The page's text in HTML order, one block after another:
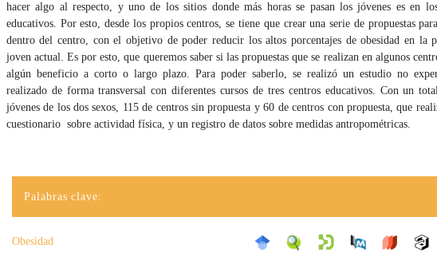
hacer algo al respecto, y uno de los sitios donde más horas se pasan los jóvenes es en
educativos. Por esto, desde los propios centros, se tiene que crear una serie de propuestas
dentro del centro, con el objetivo de poder reducir los altos porcentajes de obesidad en la
joven actual. Es por esto, que queremos saber si las propuestas que se realizan en algunos
algún beneficio a corto o largo plazo. Para poder saberlo, se realizó un estudio no
realizado de forma transversal con diferentes cursos de tres centros educativos. Con un
jóvenes de los dos sexos, 115 de centros sin propuesta y 60 de centros con propuesta, que
cuestionario sobre actividad física, y un registro de datos sobre medidas antropométricas.
Palabras clave:
Obesidad